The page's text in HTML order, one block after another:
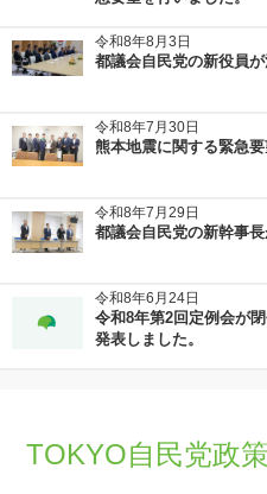
令和8年8月3日
都議会自民党の新役員が
令和8年7月30日
熊本地震に関する緊急要
令和8年7月29日
都議会自民党の新幹事長
令和8年6月24日
令和8年第2回定例会が
発表しました。
TOKYO自民党政